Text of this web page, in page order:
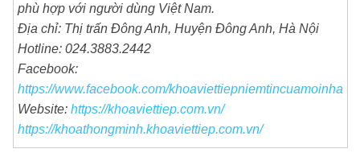
phù hợp với người dùng Việt Nam.
Địa chỉ: Thị trấn Đông Anh, Huyện Đông Anh, Hà Nội
Hotline: 024.3883.2442
Facebook:
https://www.facebook.com/khoaviettiepniemtincuamoinha
Website: https://khoaviettiep.com.vn/
https://khoathongminh.khoaviettiep.com.vn/